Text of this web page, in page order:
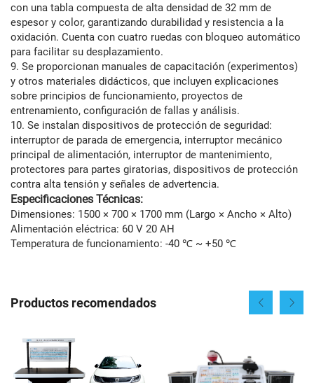
con una tabla compuesta de alta densidad de 32 mm de
espesor y color, garantizando durabilidad y resistencia a la
oxidación. Cuenta con cuatro ruedas con bloqueo automático
para facilitar su desplazamiento.
9. Se proporcionan manuales de capacitación (experimentos)
y otros materiales didácticos, que incluyen explicaciones
sobre principios de funcionamiento, proyectos de
entrenamiento, configuración de fallas y análisis.
10. Se instalan dispositivos de protección de seguridad:
interruptor de parada de emergencia, interruptor mecánico
principal de alimentación, interruptor de mantenimiento,
protectores para partes giratorias, dispositivos de protección
contra alta tensión y señales de advertencia.
Especificaciones Técnicas:
Dimensiones: 1500 × 700 × 1700 mm (Largo × Ancho × Alto)
Alimentación eléctrica: 60 V 20 AH
Temperatura de funcionamiento: -40 ℃ ~ +50 ℃
Productos recomendados